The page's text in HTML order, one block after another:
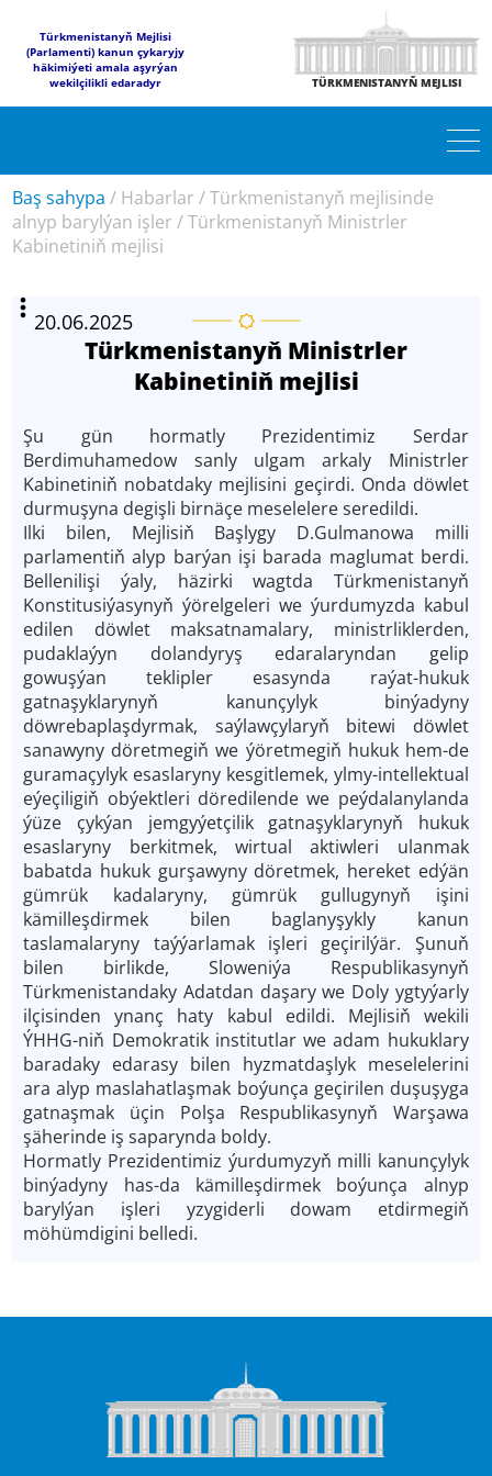
Türkmenistanyň Mejlisi
(Parlamenti) kanun çykaryjy
häkimiýeti amala aşyrýan
wekilçilikli edaradyr
TÜRKMENISTANYŇ MEJLISI
Baş sahypa / Habarlar /Türkmenistanyň mejlisinde
alnyp barylýan işler /Türkmenistanyň Ministrler
Kabinetiniň mejlisi
20.06.2025
Türkmenistanyň Ministrler
Kabinetiniň mejlisi
Şu gün hormatly Prezidentimiz Serdar
Berdimuhamedow sanly ulgam arkaly Ministrler
Kabinetiniň nobatdaky mejlisini geçirdi. Onda döwlet
durmuşyna degişli birnäçe meselelere seredildi.
Ilki bilen, Mejlisiň Başlygy D.Gulmanowa milli
parlamentiň alyp barýan işi barada maglumat berdi.
Bellenilişi ýaly, häzirki wagtda Türkmenistanyň
Konstitusiýasynyň ýörelgeleri we ýurdumyzda kabul
edilen döwlet maksatnamalary, ministrliklerden,
pudaklaýyn dolandyryş edaralaryndan gelip
gowuşýan teklipler esasynda raýat-hukuk
gatnaşyklarynyň kanunçylyk binýadyny
döwrebaplaşdyrmak, saýlawçylaryň bitewi döwlet
sanawyny döretmegiň we ýöretmegiň hukuk hem-de
guramaçylyk esaslaryny kesgitlemek, ylmy-intellektual
eýeçiligiň obýektleri döredilende we peýdalanylanda
ýüze çykýan jemgyýetçilik gatnaşyklarynyň hukuk
esaslaryny berkitmek, wirtual aktiwleri ulanmak
babatda hukuk gurşawyny döretmek, hereket edýän
gümrük kadalaryny, gümrük gullugynyň işini
kämilleşdirmek bilen baglanyşykly kanun
taslamalaryny taýýarlamak işleri geçirilýär. Şunuň
bilen birlikde, Sloweniýa Respublikasynyň
Türkmenistandaky Adatdan daşary we Doly ygtyýarly
ilçisinden ynanç haty kabul edildi. Mejlisiň wekili
ÝHHG-niň Demokratik institutlar we adam hukuklary
baradaky edarasy bilen hyzmatdaşlyk meselelerini
ara alyp maslahatlaşmak boýunça geçirilen duşuşyga
gatnaşmak üçin Polşa Respublikasynyň Warşawa
şäherinde iş saparynda boldy.
Hormatly Prezidentimiz ýurdumyzyň milli kanunçylyk
binýadyny has-da kämilleşdirmek boýunça alnyp
barylýan işleri yzygiderli dowam etdirmegiň
möhümdigini belledi.